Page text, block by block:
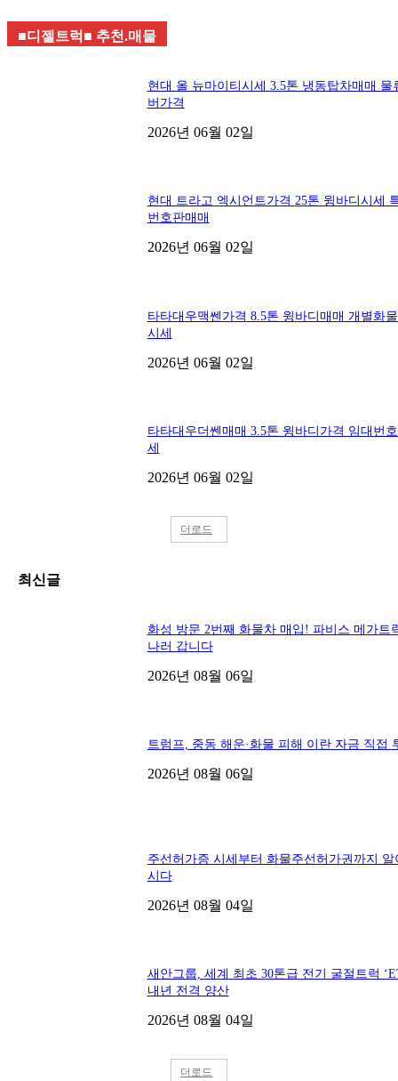
■디젤트럭■ 추천.매물
현대 올 뉴마이티시세 3.5톤 냉동탑차매매 물
버가격
2026년 06월 02일
현대 트라고 엑시언트가격 25톤 윙바디시세
번호판매매
2026년 06월 02일
타타대우맥쎈가격 8.5톤 윙바디매매 개별화
시세
2026년 06월 02일
타타대우더쎈매매 3.5톤 윙바디가격 임대번
세
2026년 06월 02일
더로드
최신글
화성 방문 2번째 화물차 매입! 파비스 메가트
나러 갑니다
2026년 08월 06일
트럼프, 중동 해운·화물 피해 이란 자금 직접
2026년 08월 06일
주선허가증 시세부터 화물주선허가권까지 알
시다
2026년 08월 04일
새안그룹, 세계 최초 30톤급 전기 굴절트럭
내년 전격 양산
2026년 08월 04일
더로드